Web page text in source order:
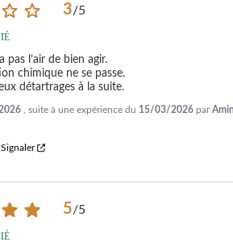
3/5
pas l’air de bien agir.
chimique ne se passe.
détartrages à la suite.
, suite à une expérience du 15/03/2026 par
Signaler
5/5